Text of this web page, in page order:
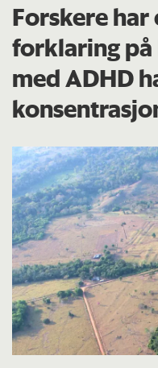
Forskere har
forklaring
med ADHD